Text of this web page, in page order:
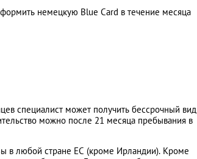
немецкую Blue Card в течение месяца
специалист может получить бессрочный вид
можно после 21 месяца пребывания в
в любой стране ЕС (кроме Ирландии). Кроме